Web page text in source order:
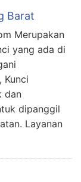
Barat
Merupakan
yang ada di
Kunci
dan
dipanggil
Layanan